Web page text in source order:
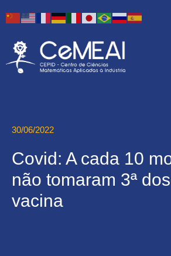
30/06/2022
Covid: A cada 10
não tomaram 3ª
vacina